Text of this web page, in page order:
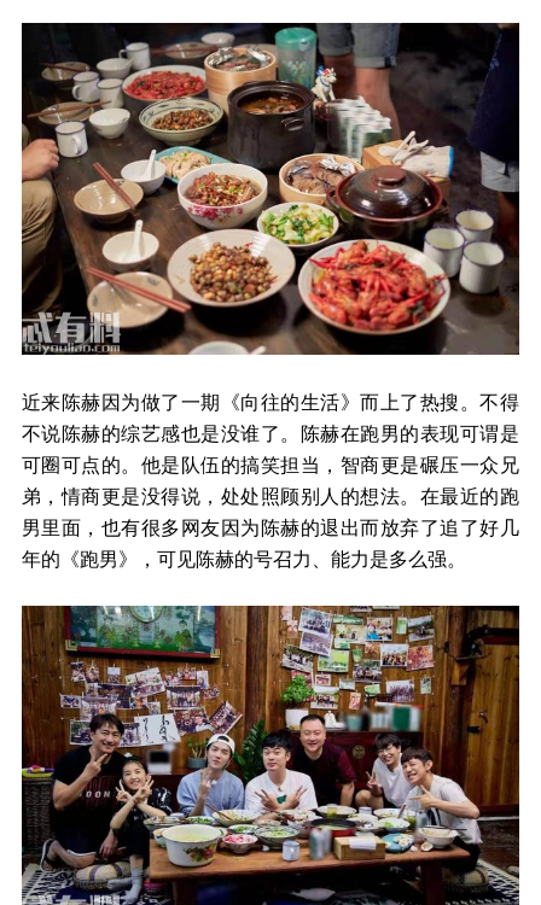
近来陈赫因为做了一期《向往的生活》而上了热搜。不得
不说陈赫的综艺感也是没谁了。陈赫在跑男的表现可谓是
可圈可点的。他是队伍的搞笑担当，智商更是碾压一众兄
弟，情商更是没得说，处处照顾别人的想法。在最近的跑
男里面，也有很多网友因为陈赫的退出而放弃了追了好几
年的《跑男》，可见陈赫的号召力、能力是多么强。